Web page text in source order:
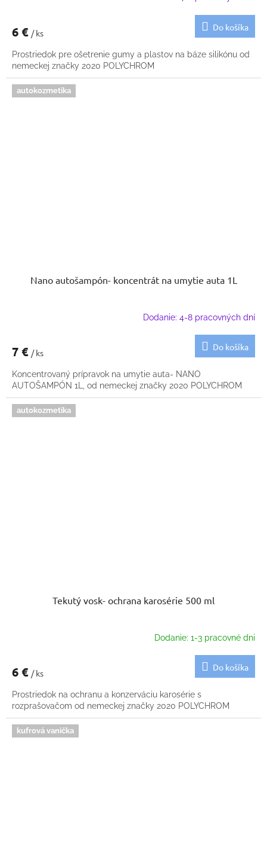
6 € / ks
Do košíka
Prostriedok pre ošetrenie gumy a plastov na báze silikónu od
nemeckej značky 2020 POLYCHROM
autokozmetika
Nano autošampón- koncentrát na umytie auta 1L
Dodanie: 4-8 pracovných dní
7 € / ks
Do košíka
Koncentrovaný prípravok na umytie auta- NANO
AUTOŠAMPÓN 1L, od nemeckej značky 2020 POLYCHROM
autokozmetika
Tekutý vosk- ochrana karosérie 500 ml
Dodanie: 1-3 pracovné dni
6 € / ks
Do košíka
Prostriedok na ochranu a konzerváciu karosérie s
rozprašovačom od nemeckej značky 2020 POLYCHROM
kufrová vanička